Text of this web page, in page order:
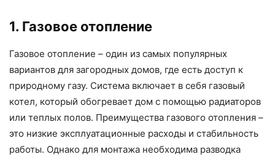
1. Газовое отопление
Газовое отопление – один из самых популярных
вариантов для загородных домов, где есть доступ к
природному газу. Система включает в себя газовый
котел, который обогревает дом с помощью радиаторов
или теплых полов. Преимущества газового отопления –
это низкие эксплуатационные расходы и стабильность
работы. Однако для монтажа необходима разводка